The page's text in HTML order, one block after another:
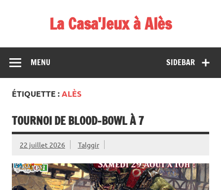
La Casa'Jeux à Alès
démos et de tournois
SIDEBAR
MENU
ÉTIQUETTE :ALÈS
TOURNOI DE BLOOD-BOWL À 7
22 juillet 2026 Talggir